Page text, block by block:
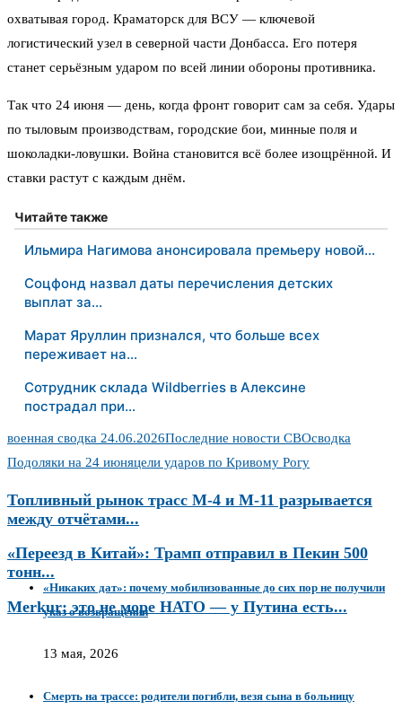
охватывая город. Краматорск для ВСУ — ключевой
логистический узел в северной части Донбасса. Его потеря
станет серьёзным ударом по всей линии обороны противника.
Так что 24 июня — день, когда фронт говорит сам за себя. Удары
по тыловым производствам, городские бои, минные поля и
шоколадки-ловушки. Война становится всё более изощрённой. И
ставки растут с каждым днём.
Читайте также
Ильмира Нагимова анонсировала премьеру новой…
Соцфонд назвал даты перечисления детских
выплат за…
Марат Яруллин признался, что больше всех
переживает на…
Сотрудник склада Wildberries в Алексине
пострадал при…
военная сводка 24.06.2026Последние новости СВОсводка
Подоляки на 24 июняцели ударов по Кривому Рогу
Топливный рынок трасс М-4 и М-11 разрывается
между отчётами...
«Переезд в Китай»: Трамп отправил в Пекин 500
тонн...
Merkur: это не море НАТО — у Путина есть...
«Никаких дат»: почему мобилизованные до сих пор не получили
указ о возвращении
13 мая, 2026
Смерть на трассе: родители погибли, везя сына в больницу